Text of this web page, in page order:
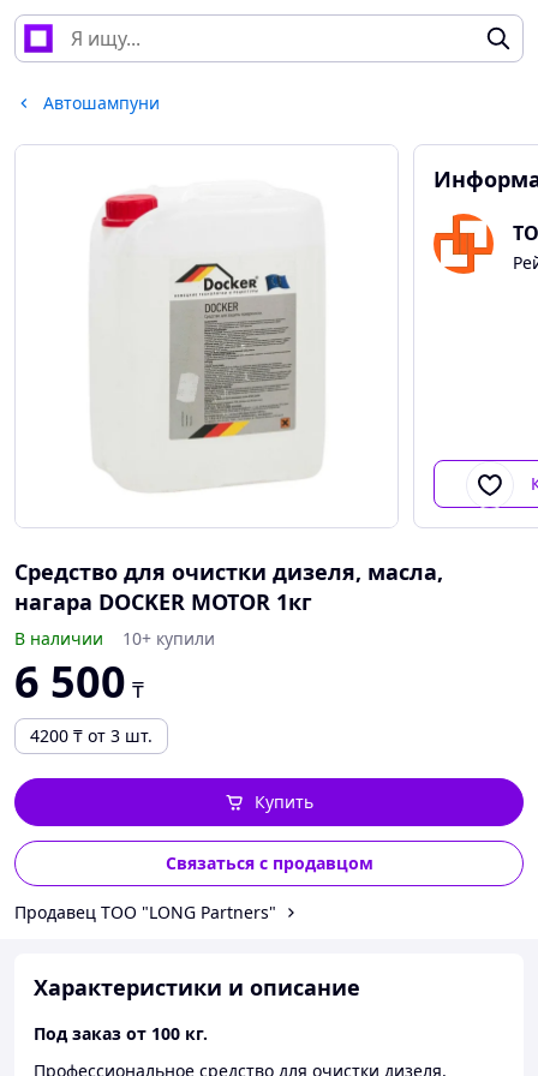
Автошампуни
Средство для очистки дизеля, масла,
нагара DOCKER MOTOR 1кг
В наличии 10+ купили
6 500 ₸
4200 ₸ от 3 шт.
Купить
Связаться с продавцом
Продавец ТОО "LONG Partners"
Характеристики и описание
Под заказ от 100 кг.
Профессиональное средство для очистки дизеля,